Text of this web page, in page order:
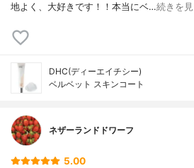
地よく、大好きです！！本当にベ…続きを
DHC(ディーエイチシー)
ベルベット スキンコート
ネザーランドドワーフ
5.00